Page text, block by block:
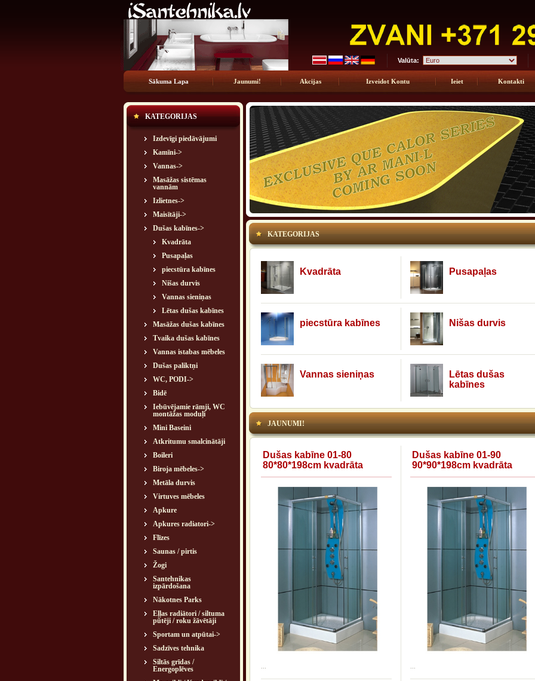
Valūta:
Sākuma Lapa Jaunumi! Akcijas Izveidot Kontu Ieiet Kontakti
KATEGORIJAS
Izdevīgi piedāvājumi
Kamīni->
Vannas->
Masāžas sistēmas
vannām
Izlietnes->
Maisītāji->
Dušas kabīnes->
Kvadrāta
Pusapaļas
piecstūra kabīnes
Nišas durvis
Vannas sieniņas
Lētas dušas kabīnes
Masāžas dušas kabīnes
Tvaika dušas kabīnes
Vannas istabas mēbeles
Dušas paliktņi
WC, PODI->
Bidē
Iebūvējamie rāmji, WC
montāžas moduļi
Mini Baseini
Atkritumu smalcinātāji
Boileri
Biroja mēbeles->
Metāla durvis
Virtuves mēbeles
Apkure
Apkures radiatori->
Flīzes
Saunas / pirtis
Žogi
Santehnikas
izpārdošana
Nākotnes Parks
Eļļas radiātori / siltuma
pūtēji / roku žāvētāji
Sportam un atpūtai->
Sadzīves tehnika
Siltās grīdas /
Energoplēves
KATEGORIJAS
Kvadrāta Pusapaļas
piecstūra kabīnes Nišas durvis
Vannas sieniņas
Lētas dušas
kabīnes
JAUNUMI!
Dušas kabīne 01-80
80*80*198cm kvadrāta
Dušas kabīne 01-90
90*90*198cm kvadrāta